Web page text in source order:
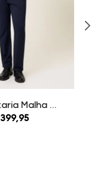
Calça Alfaiataria Malha Dudalina Masculina
399,95